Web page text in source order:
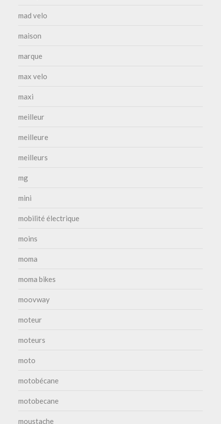
mad velo
maison
marque
max velo
maxi
meilleur
meilleure
meilleurs
mg
mini
mobilité électrique
moins
moma
moma bikes
moovway
moteur
moteurs
moto
motobécane
motobecane
moustache